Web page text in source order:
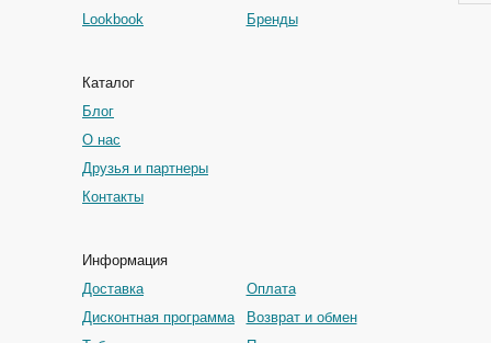
Lookbook
Бренды
Каталог
Блог
О нас
Друзья и партнеры
Контакты
Информация
Доставка
Оплата
Дисконтная программа
Возврат и обмен